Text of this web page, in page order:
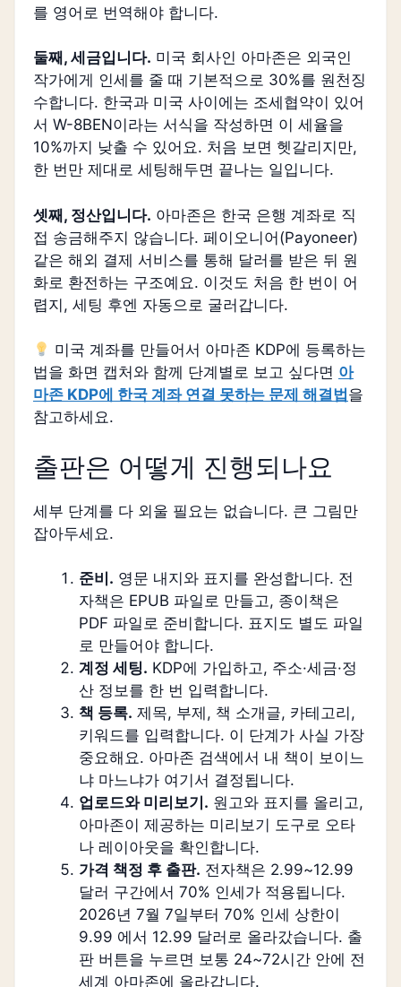
를 영어로 번역해야 합니다.
둘째, 세금입니다. 미국 회사인 아마존은 외국인
작가에게 인세를 줄 때 기본적으로 30%를 원천징
수합니다. 한국과 미국 사이에는 조세협약이 있어
서 W-8BEN이라는 서식을 작성하면 이 세율을
10%까지 낮출 수 있어요. 처음 보면 헷갈리지만,
한 번만 제대로 세팅해두면 끝나는 일입니다.
셋째, 정산입니다. 아마존은 한국 은행 계좌로 직
접 송금해주지 않습니다. 페이오니어(Payoneer)
같은 해외 결제 서비스를 통해 달러를 받은 뒤 원
화로 환전하는 구조예요. 이것도 처음 한 번이 어
렵지, 세팅 후엔 자동으로 굴러갑니다.
미국 계좌를 만들어서 아마존 KDP에 등록하는
법을 화면 캡처와 함께 단계별로 보고 싶다면 아
마존 KDP에 한국 계좌 연결 못하는 문제 해결법 을
참고하세요.
출판은 어떻게 진행되나요
세부 단계를 다 외울 필요는 없습니다. 큰 그림만
잡아두세요.
준비. 영문 내지와 표지를 완성합니다. 전
자책은 EPUB 파일로 만들고, 종이책은
PDF 파일로 준비합니다. 표지도 별도 파일
로 만들어야 합니다.
계정 세팅. KDP에 가입하고, 주소·세금·정
산 정보를 한 번 입력합니다.
책 등록. 제목, 부제, 책 소개글, 카테고리,
키워드를 입력합니다. 이 단계가 사실 가장
중요해요. 아마존 검색에서 내 책이 보이느
냐 마느냐가 여기서 결정됩니다.
업로드와 미리보기. 원고와 표지를 올리고,
아마존이 제공하는 미리보기 도구로 오타
나 레이아웃을 확인합니다.
가격 책정 후 출판. 전자책은 2.99~12.99
달러 구간에서 70% 인세가 적용됩니다.
2026년 7월 7일부터 70% 인세 상한이
9.99 에서 12.99 달러로 올라갔습니다. 출
판 버튼을 누르면 보통 24~72시간 안에 전
세계 아마존에 올라갑니다.